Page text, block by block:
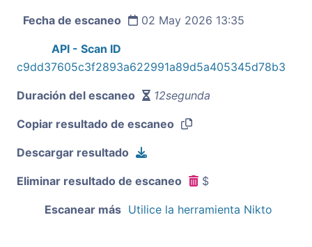
Fecha de escaneo 02 May 2026 13:35
API - Scan ID
c9dd37605c3f2893a622991a89d5a405345d78b3
Duración del escaneo 12segunda
Copiar resultado de escaneo
Descargar resultado
Eliminar resultado de escaneo $
Escanear más Utilice la herramienta Nikto